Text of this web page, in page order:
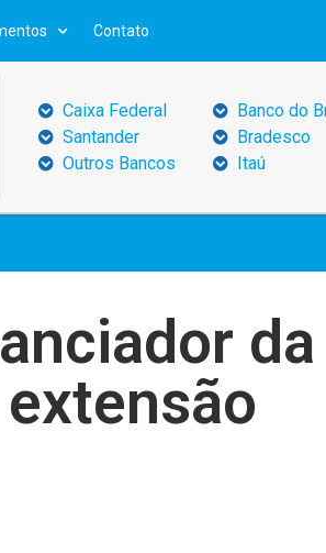
Contato
Caixa Federal
Santander
Outros Bancos
Banco do
Bradesco
Itaú
da